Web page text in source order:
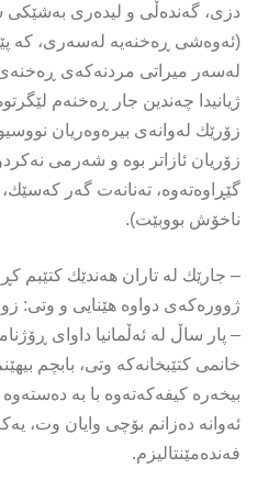
دزی، گەندەڵی و لیدەری
(ئەوەشی ڕەخنەیە لەسەری، كە
لەسەر میراتی مردنەكەی
ژیانیدا چەندین جار ڕەخنەم
زۆرێك لەوانەی بیرەوەریان
زۆریان ئازاتر بوە و شەرمی
گێڕاوەتەوە، تەنانەت گەر
ناخۆش بووبێت).
– جارێك لە تاران هەندێك كتێبم
ژوورەكەی دواوە هێنایی و وتی:
– پار ساڵ لە ئەڵمانیا داوای
خانمی كتێبخانەكە وتی، بابچم
بیخەرە كیفەكەتەوە با بە
ئەوانە دەزانم بۆچی وایان وت،
فەندەمێنتالیزم.